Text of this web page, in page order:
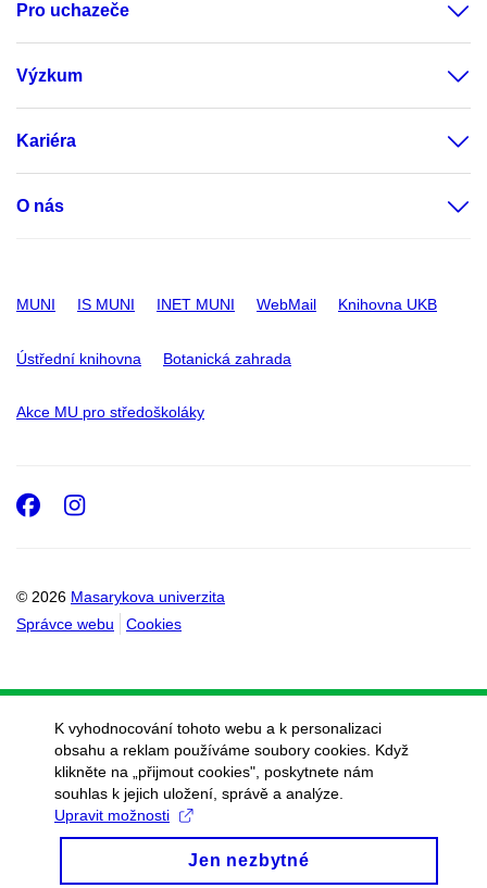
Pro uchazeče
Výzkum
Kariéra
O nás
MUNI IS MUNI INET MUNI WebMail Knihovna UKB
Ústřední knihovna Botanická zahrada
Akce MU pro středoškoláky
© 2026 Masarykova univerzita
Správce webu
Cookies
Facebook
Instagram
K vyhodnocování tohoto webu a k personalizaci
obsahu a reklam používáme soubory cookies. Když
klikněte na „přijmout cookies", poskytnete nám
souhlas k jejich uložení, správě a analýze.
Upravit možnosti
Jen nezbytné